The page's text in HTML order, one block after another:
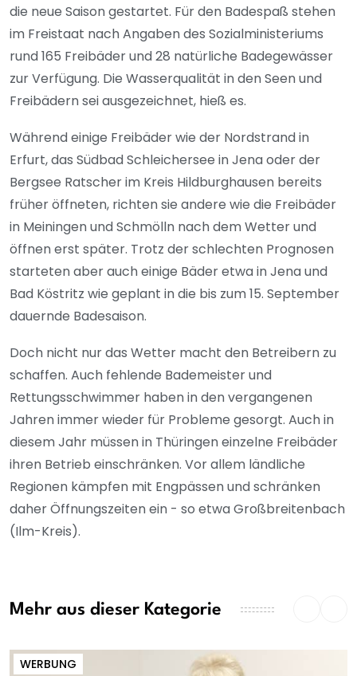
die neue Saison gestartet. Für den Badespaß stehen
im Freistaat nach Angaben des Sozialministeriums
rund 165 Freibäder und 28 natürliche Badegewässer
zur Verfügung. Die Wasserqualität in den Seen und
Freibädern sei ausgezeichnet, hieß es.
Während einige Freibäder wie der Nordstrand in
Erfurt, das Südbad Schleichersee in Jena oder der
Bergsee Ratscher im Kreis Hildburghausen bereits
früher öffneten, richten sie andere wie die Freibäder
in Meiningen und Schmölln nach dem Wetter und
öffnen erst später. Trotz der schlechten Prognosen
starteten aber auch einige Bäder etwa in Jena und
Bad Köstritz wie geplant in die bis zum 15. September
dauernde Badesaison.
Doch nicht nur das Wetter macht den Betreibern zu
schaffen. Auch fehlende Bademeister und
Rettungsschwimmer haben in den vergangenen
Jahren immer wieder für Probleme gesorgt. Auch in
diesem Jahr müssen in Thüringen einzelne Freibäder
ihren Betrieb einschränken. Vor allem ländliche
Regionen kämpfen mit Engpässen und schränken
daher Öffnungszeiten ein - so etwa Großbreitenbach
(Ilm-Kreis).
Mehr aus dieser Kategorie
WERBUNG